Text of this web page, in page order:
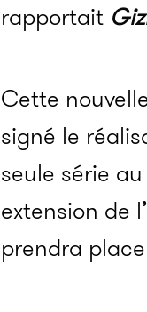
rapportait
Cette
signé le
seule série
extension de
prendra